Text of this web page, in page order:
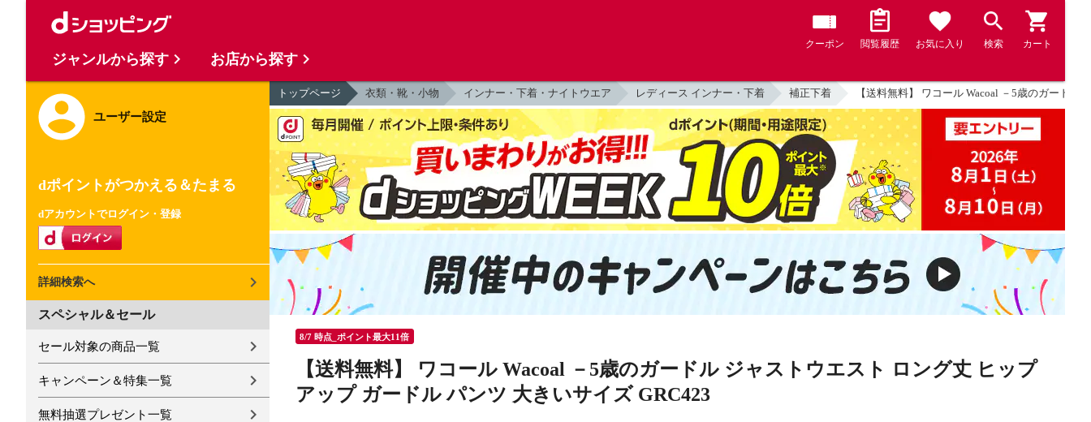
クーポン 閲覧履歴 お気に入り 検索 カート
ユーザー設定
dポイントがつかえる＆たまる
dアカウントでログイン・登録
詳細検索へ
スペシャル＆セール
セール対象の商品一覧
キャンペーン＆特集一覧
無料抽選プレゼント一覧
トップページ 衣類・靴・小物 インナー・下着・ナイトウエア レディース インナー・下着 補正下着 【送料無料】 ワコール Wacoal －5歳のガード
8/7 時点_ポイント最大11倍
【送料無料】 ワコール Wacoal －5歳のガードル ジャストウエスト ロング丈 ヒップ
アップ ガードル パンツ 大きいサイズ GRC423
ジャンルから探す お店から探す